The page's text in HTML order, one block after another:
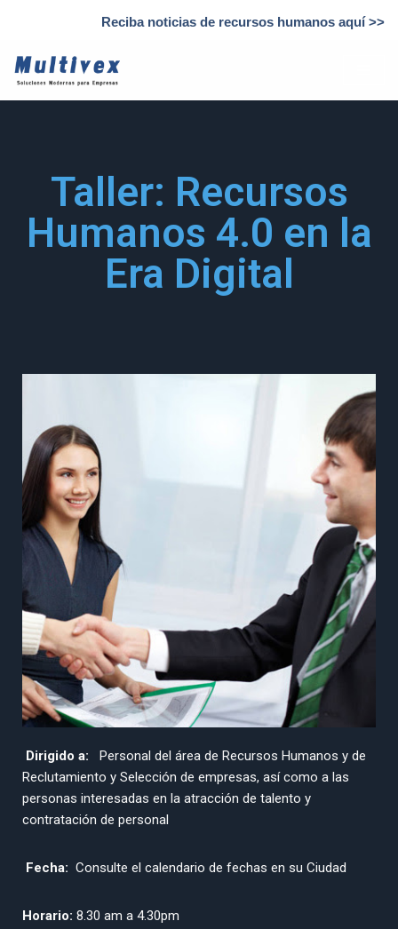
al
contenido
Reciba noticias de recursos humanos aquí >>
Taller: Recursos
Humanos 4.0 en la
Era Digital
Dirigido a: Personal del área de Recursos Humanos y de
Reclutamiento y Selección de empresas, así como a las
personas interesadas en la atracción de talento y
contratación de personal
Fecha: Consulte el calendario de fechas en su Ciudad
Horario: 8.30 am a 4.30pm